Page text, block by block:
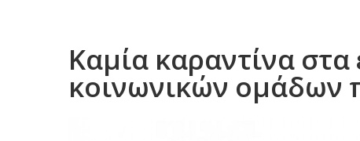
Καμία καραντίνα
κοινωνικών ομάδων